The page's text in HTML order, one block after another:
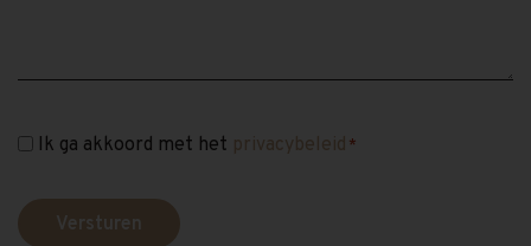
Instemming
Ik ga akkoord met het privacybeleid *